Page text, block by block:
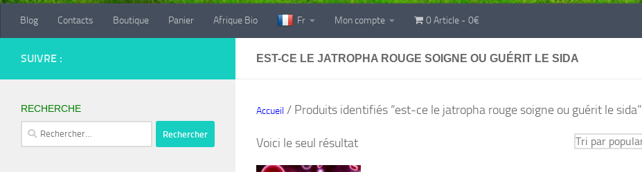
Blog Contacts Boutique Panier Afrique Bio Fr Mon compte 0 Article 0€
EST-CE LE JATROPHA ROUGE SOIGNE OU GUÉRIT LE SIDA
Accueil / Produits identifiés “est-ce le jatropha rouge soigne ou guérit le sida”
Voici le seul résultat
SUIVRE :
RECHERCHE
Rechercher :